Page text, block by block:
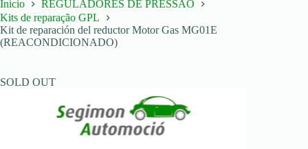
Inicio
REGULADORES DE PRESSÃO
Kits de reparação GPL
Kit de reparación del reductor Motor Gas MG01E
(REACONDICIONADO)
SOLD OUT